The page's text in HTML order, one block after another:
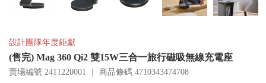
設計團隊年度鉅獻
(售完) Mag 360 Qi2 雙15W三合一旅行磁吸無線充電座
賣場編號 2411220001 ｜ 商品條碼 4710343474708